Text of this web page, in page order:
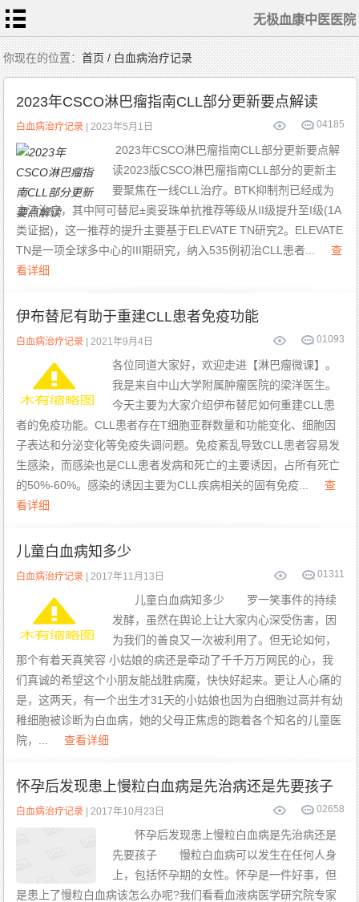
无极血康中医医院
首
页
医
生
随
笔
疾
病
动
态
白
血
病
治
疗
ITP
疗
再
障
治
疗
MDS
治疗
血
康
动
态
你现在的位置：首页 / 白血病治疗记录
2023年CSCO淋巴瘤指南CLL部分更新要点解读
4185
0
白血病治疗记录 | 2023年5月1日
2023年CSCO淋巴瘤指南CLL部分更新要点解
读2023版CSCO淋巴瘤指南CLL部分的更新主
要聚焦在一线CLL治疗。BTK抑制剂已经成为
主流治疗，其中阿可替尼±奥妥珠单抗推荐等级从II级提升至I级(1A
类证据)，这一推荐的提升主要基于ELEVATE TN研究2。ELEVATE
TN是一项全球多中心的III期研究，纳入535例初治CLL患者...
查
看详细
伊布替尼有助于重建CLL患者免疫功能
1093
0
白血病治疗记录 | 2021年9月4日
各位同道大家好，欢迎走进【淋巴瘤微课】。
我是来自中山大学附属肿瘤医院的梁洋医生。
今天主要为大家介绍伊布替尼如何重建CLL患
者的免疫功能。CLL患者存在T细胞亚群数量和功能变化、细胞因
子表达和分泌变化等免疫失调问题。免疫紊乱导致CLL患者容易发
生感染，而感染也是CLL患者发病和死亡的主要诱因，占所有死亡
的50%-60%。感染的诱因主要为CLL疾病相关的固有免疫...
查
看详细
儿童白血病知多少
1311
0
白血病治疗记录 | 2017年11月13日
儿童白血病知多少 罗一笑事件的持续
发酵，虽然在舆论上让大家内心深受伤害，因
为我们的善良又一次被利用了。但无论如何，
那个有着天真笑容 小姑娘的病还是牵动了千千万万网民的心，我
们真诚的希望这个小朋友能战胜病魔，快快好起来。更让人心痛的
是，这两天，有一个出生才31天的小姑娘也因为白细胞过高并有幼
稚细胞被诊断为白血病，她的父母正焦虑的跑着各个知名的儿童医
院，...
查看详细
怀孕后发现患上慢粒白血病是先治病还是先要孩子
2658
0
白血病治疗记录 | 2017年10月23日
怀孕后发现患上慢粒白血病是先治病还是
先要孩子 慢粒白血病可以发生在任何人身
上，包括怀孕期的女性。怀孕是一件好事，但
是患上了慢粒白血病该怎么办呢?我们看看血液病医学研究院专家